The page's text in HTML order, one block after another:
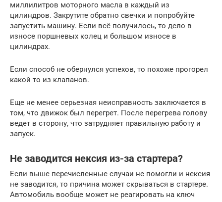
миллилитров моторного масла в каждый из
цилиндров. Закрутите обратно свечки и попробуйте
запустить машину. Если всё получилось, то дело в
износе поршневых колец и большом износе в
цилиндрах.
Если способ не обернулся успехов, то похоже прогорел
какой то из клапанов.
Еще не менее серьезная неисправность заключается в
том, что движок был перегрет. После перегрева голову
ведет в сторону, что затрудняет правильную работу и
запуск.
Не заводится нексия из-за стартера?
Если выше перечисленные случаи не помогли и нексия
не заводится, то причина может скрываться в стартере.
Автомобиль вообще может не реагировать на ключ